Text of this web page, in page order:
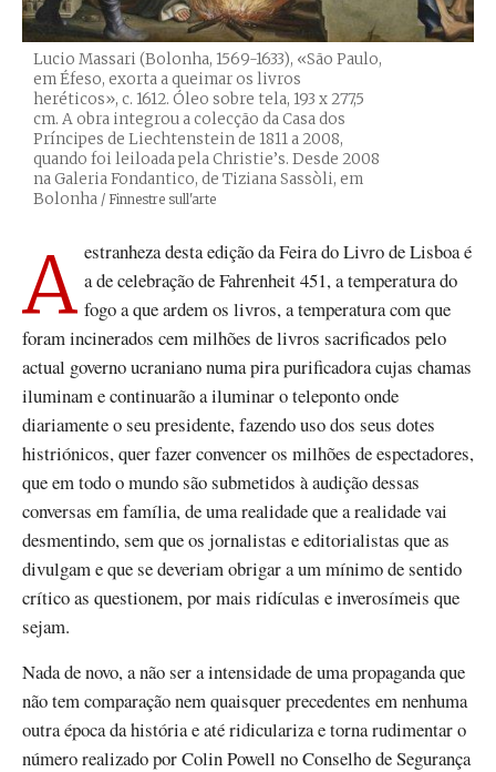
Lucio Massari (Bolonha, 1569-1633), «São Paulo,
em Éfeso, exorta a queimar os livros
heréticos», c. 1612. Óleo sobre tela, 193 x 277,5
cm. A obra integrou a colecção da Casa dos
Príncipes de Liechtenstein de 1811 a 2008,
quando foi leiloada pela Christie’s. Desde 2008
na Galeria Fondantico, de Tiziana Sassòli, em
Bolonha Créditos
/ Finnestre sull'arte
A estranheza desta edição da Feira do Livro de Lisboa é a de celebração de Fahrenheit 451, a temperatura do
fogo a que ardem os livros, a temperatura com que
foram incinerados cem milhões de livros sacrificados pelo
actual governo ucraniano numa pira purificadora cujas chamas
iluminam e continuarão a iluminar o teleponto onde
diariamente o seu presidente, fazendo uso dos seus dotes
histriónicos, quer fazer convencer os milhões de espectadores,
que em todo o mundo são submetidos à audição dessas
conversas em família, de uma realidade que a realidade vai
desmentindo, sem que os jornalistas e editorialistas que as
divulgam e que se deveriam obrigar a um mínimo de sentido
crítico as questionem, por mais ridículas e inverosímeis que
sejam.
Nada de novo, a não ser a intensidade de uma propaganda que
não tem comparação nem quaisquer precedentes em nenhuma
outra época da história e até ridiculariza e torna rudimentar o
número realizado por Colin Powell no Conselho de Segurança